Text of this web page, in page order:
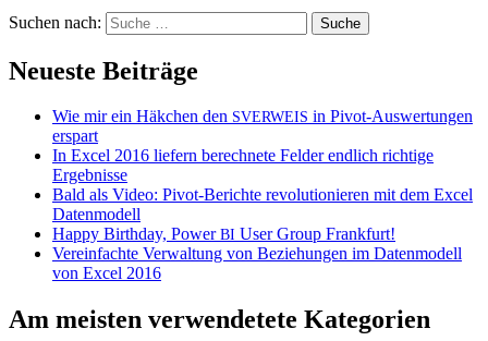
Suchen nach:
Neueste Beiträge
Wie mir ein Häkchen den SVERWEIS in Pivot-Auswertungen
erspart
In Excel 2016 liefern berechnete Felder endlich richtige
Ergebnisse
Bald als Video: Pivot-Berichte revolutionieren mit dem Excel
Datenmodell
Happy Birthday, PowerBI User Group Frankfurt!
Vereinfachte Verwaltung von Beziehungen im Datenmodell
von Excel 2016
Am meisten verwendetete Kategorien